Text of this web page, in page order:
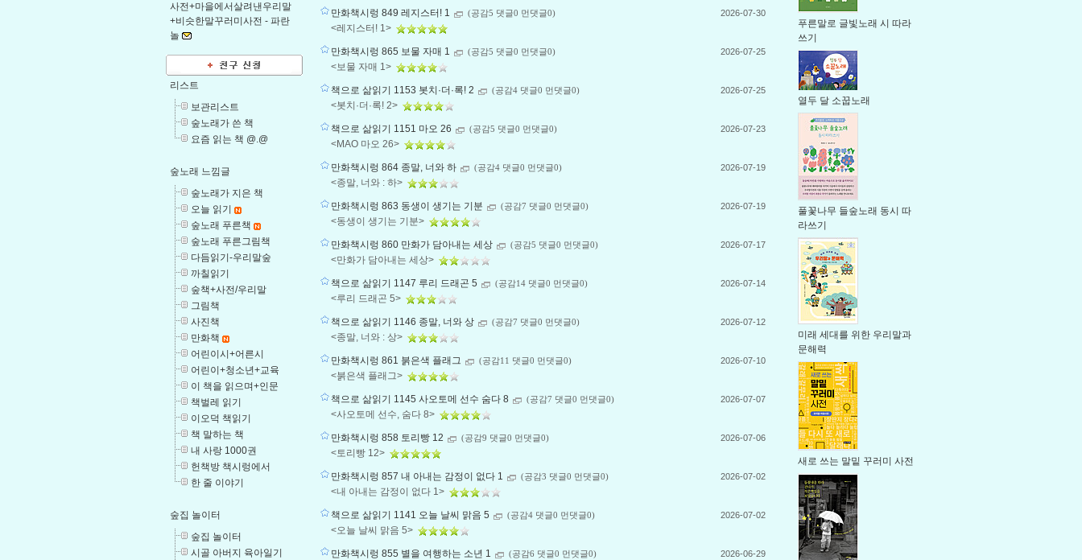
사전+마을에서살려낸우리말
+비슷한말꾸러미사전 - 파란
놀
리스트
보관리스트
숲노래가 쓴 책
요즘 읽는 책 @.@
숲노래 느낌글
숲노래가 지은 책
오늘 읽기
숲노래 푸른책
숲노래 푸른그림책
다듬읽기-우리말숲
까칠읽기
숲책+사전/우리말
그림책
사진책
만화책
어린이시+어른시
어린이+청소년+교육
이 책을 읽으며+인문
책벌레 읽기
이오덕 책읽기
책 말하는 책
내 사랑 1000권
헌책방 책시렁에서
한 줄 이야기
숲집 놀이터
숲집 놀이터
시골 아버지 육아일기
만화책시렁 849 레지스터! 1 (공감5 댓글0 먼댓글0)
<레지스터! 1>
2026-07-30
만화책시렁 865 보물 자매 1 (공감5 댓글0 먼댓글0)
<보물 자매 1>
2026-07-25
책으로 삶읽기 1153 봇치·더·록! 2 (공감4 댓글0 먼댓글0)
<봇치·더·록! 2>
2026-07-25
책으로 삶읽기 1151 마오 26 (공감5 댓글0 먼댓글0)
<MAO 마오 26>
2026-07-23
만화책시렁 864 종말, 너와 하 (공감4 댓글0 먼댓글0)
<종말, 너와 : 하>
2026-07-19
만화책시렁 863 동생이 생기는 기분 (공감7 댓글0 먼댓글0)
<동생이 생기는 기분>
2026-07-19
만화책시렁 860 만화가 담아내는 세상 (공감5 댓글0 먼댓글0)
<만화가 담아내는 세상>
2026-07-17
책으로 삶읽기 1147 루리 드래곤 5 (공감14 댓글0 먼댓글0)
<루리 드래곤 5>
2026-07-14
책으로 삶읽기 1146 종말, 너와 상 (공감7 댓글0 먼댓글0)
<종말, 너와 : 상>
2026-07-12
만화책시렁 861 붉은색 플래그 (공감11 댓글0 먼댓글0)
<붉은색 플래그>
2026-07-10
책으로 삶읽기 1145 사오토메 선수 숨다 8 (공감7 댓글0 먼댓글0)
<사오토메 선수, 숨다 8>
2026-07-07
만화책시렁 858 토리빵 12 (공감9 댓글0 먼댓글0)
<토리빵 12>
2026-07-06
만화책시렁 857 내 아내는 감정이 없다 1 (공감3 댓글0 먼댓글0)
<내 아내는 감정이 없다 1>
2026-07-02
책으로 삶읽기 1141 오늘 날씨 맑음 5 (공감4 댓글0 먼댓글0)
<오늘 날씨 맑음 5>
2026-07-02
만화책시렁 855 별을 여행하는 소년 1 (공감6 댓글0 먼댓글0) 2026-06-29
푸른말로 글빛노래 시 따라
쓰기
열두 달 소꿉노래
풀꽃나무 들숲노래 동시 따
라쓰기
미래 세대를 위한 우리말과
문해력
새로 쓰는 말밑 꾸러미 사전